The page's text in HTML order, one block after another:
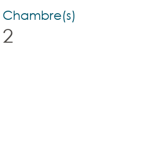
Chambre(s)
2